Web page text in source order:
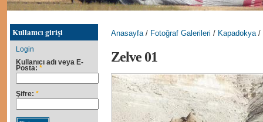
Kullanıcı girişi
Login
Kullanıcı adı veya E-
Posta: *
Şifre: *
Anasayfa/ Fotoğraf Galerileri / Kapadokya/
Zelve 01